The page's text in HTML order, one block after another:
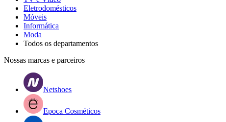
Eletrodomésticos
Móveis
Informática
Moda
Todos os departamentos
Nossas marcas e parceiros
Netshoes
Epoca Cosméticos